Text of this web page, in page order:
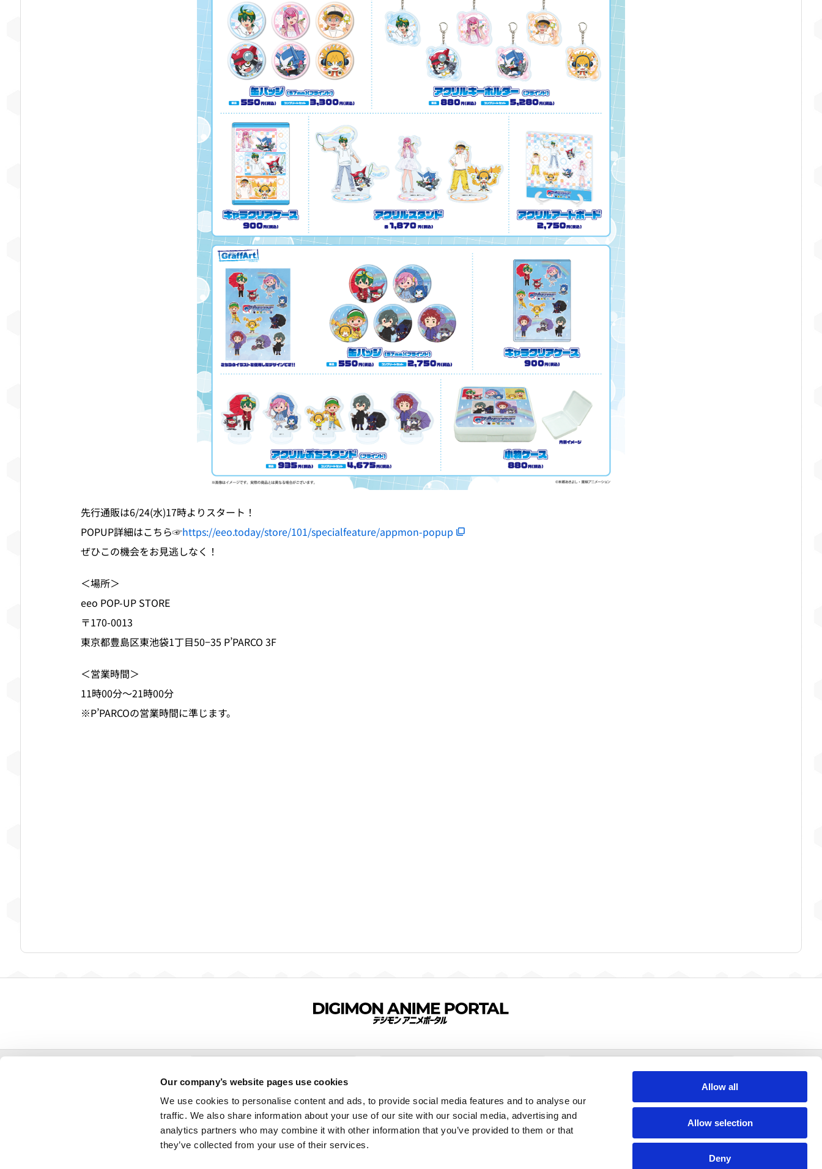
Our company’s website pages use cookies
We use cookies to personalise content and ads, to provide social media features and to analyse our
traffic. We also share information about your use of our site with our social media, advertising and
analytics partners who may combine it with other information that you’ve provided to them or that
they’ve collected from your use of their services.
Allow all
Allow selection
Deny
先行通販は6/24(水)17時よりスタート！
POPUP詳細はこちら☞https://eeo.today/store/101/specialfeature/appmon-popup
ぜひこの機会をお見逃しなく！
＜場所＞
eeo POP-UP STORE
〒170-0013
東京都豊島区東池袋1丁目50−35 P’PARCO 3F
＜営業時間＞
11時00分～21時00分
※P’PARCOの営業時間に準じます。
X（旧 Twitter）
Instagram